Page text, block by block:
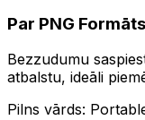
Par PNG Formāts
Bezzudumu
atbalstu, ideāli
Pilns vārds: